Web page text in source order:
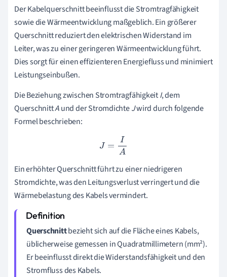
Der Kabelquerschnitt beeinflusst die Stromtragfähigkeit
sowie die Wärmeentwicklung maßgeblich. Ein größerer
Querschnitt reduziert den elektrischen Widerstand im
Leiter, was zu einer geringeren Wärmeentwicklung führt.
Dies sorgt für einen effizienteren Energiefluss und minimiert
Leistungseinbußen.
Die Beziehung zwischen StromtragfähigkeitI, dem
QuerschnittAund der StromdichteJwird durch folgende
Formel beschrieben:
J= A
Ein erhöhter Querschnitt führt zu einer niedrigeren
Stromdichte, was den Leitungsverlust verringert und die
Wärmebelastung des Kabels vermindert.
Querschnittbezieht sich auf die Fläche eines Kabels,
üblicherweise gemessen in Quadratmillimetern (mm²).
Er beeinflusst direkt die Widerstandsfähigkeit und den
Stromfluss des Kabels.